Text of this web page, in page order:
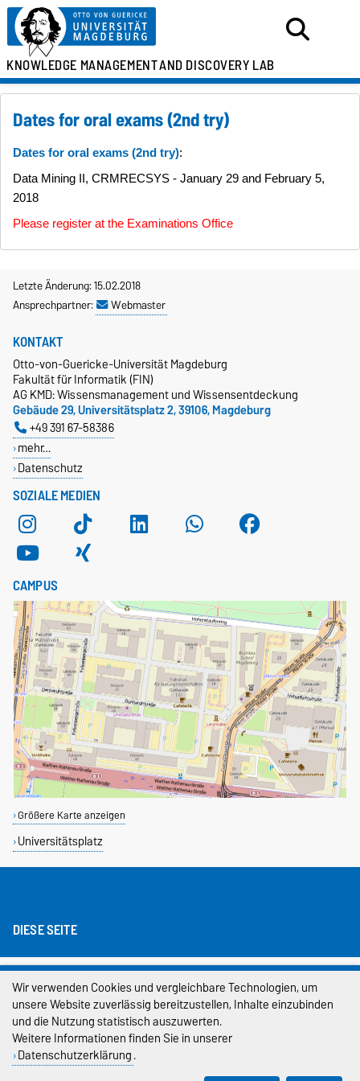
KNOWLEDGE MANAGEMENTAND DISCOVERY LAB
Dates for oral exams (2nd try)
Dates for oral exams (2nd try):
Data Mining II, CRMRECSYS - January 29 and February 5,
2018
Please register at the Examinations Office
Letzte Änderung: 15.02.2018
Ansprechpartner:
Webmaster
SOZIALE MEDIEN
KONTAKT
Otto-von-Guericke-Universität Magdeburg
Fakultät für Informatik (FIN)
AG KMD: Wissensmanagement und Wissensentdeckung
Gebäude 29, Universitätsplatz 2, 39106, Magdeburg
+49 391 67-58386
mehr…
Datenschutz
CAMPUS
Größere Karte anzeigen
Universitätsplatz
DIESE SEITE
Impressum
Datenschutz
Barrierefreiheit
Cookie-Einstellungen
Wir verwenden Cookies und vergleichbare Technologien, um
unsere Website zuverlässig bereitzustellen, Inhalte einzubinden
und die Nutzung statistisch auszuwerten.
Weitere Informationen finden Sie in unserer
Datenschutzerklärung.